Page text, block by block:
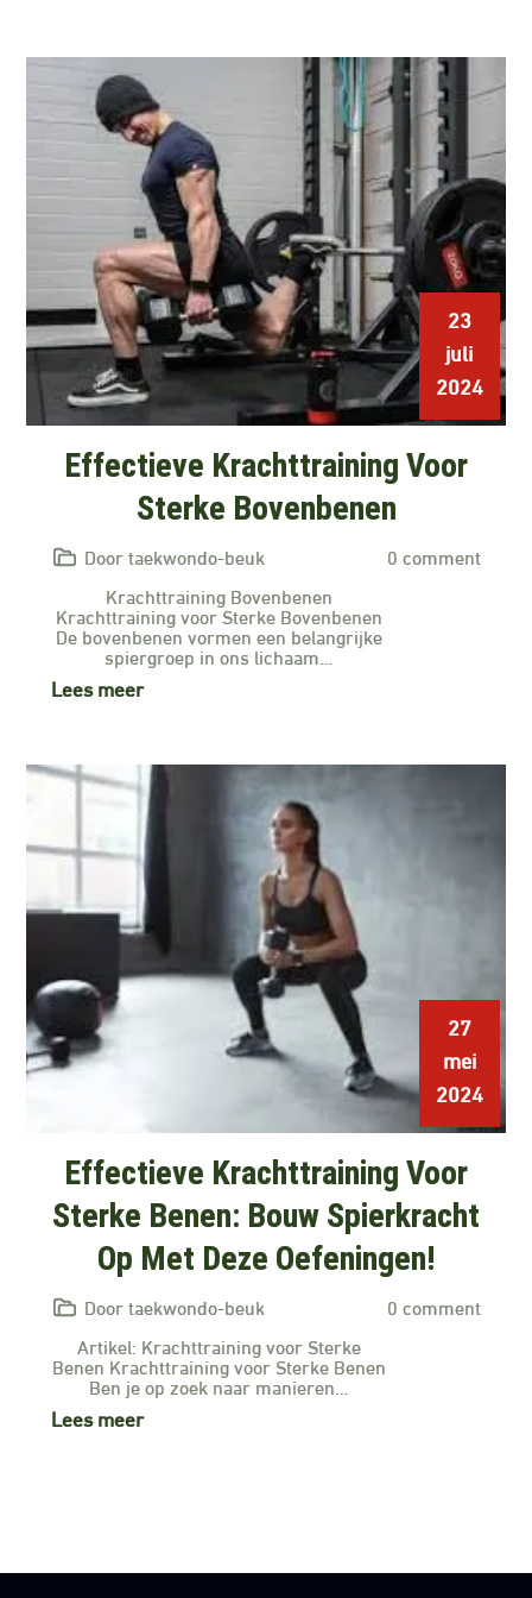
23
juli
2024
Effectieve Krachttraining Voor
Sterke Bovenbenen
Door taekwondo-beuk
0 comment
Krachttraining Bovenbenen
Krachttraining voor Sterke Bovenbenen
De bovenbenen vormen een belangrijke
spiergroep in ons lichaam…
Lees meer
27
mei
2024
Effectieve Krachttraining Voor
Sterke Benen: Bouw Spierkracht
Op Met Deze Oefeningen!
Door taekwondo-beuk
0 comment
Artikel: Krachttraining voor Sterke
Benen Krachttraining voor Sterke Benen
Ben je op zoek naar manieren…
Lees meer